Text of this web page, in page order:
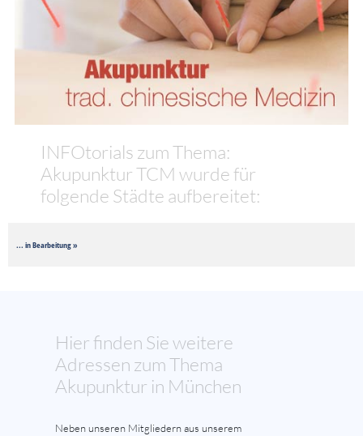
INFOtorials zum Thema:
Akupunktur TCM wurde für
folgende Städte aufbereitet:
... in Bearbeitung »
Hier finden Sie weitere
Adressen zum Thema
Akupunktur in München
Neben unseren Mitgliedern aus unserem